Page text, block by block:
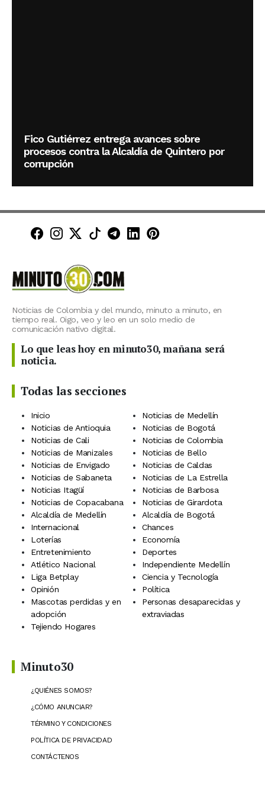
Fico Gutiérrez entrega avances sobre
procesos contra la Alcaldía de Quintero por
corrupción
Minuto30 en Facebook
Minuto30 en Instagram
Minuto30 en X (Twitter)
Minuto30 en TikTok
Canal de Minuto30 en
Minuto30 en LinkedIn
Minuto30 en
Noticias de Colombia y del mundo, minuto a minuto, en
tiempo real. Oigo, veo y leo en un solo medio de
comunicación nativo digital.
Lo que leas hoy en minuto30, mañana será
noticia.
Todas las secciones
Inicio
Noticias de Medellín
Noticias de Antioquia
Noticias de Bogotá
Noticias de Cali
Noticias de Colombia
Noticias de Manizales
Noticias de Bello
Noticias de Envigado
Noticias de Caldas
Noticias de Sabaneta
Noticias de La Estrella
Noticias Itagüí
Noticias de Barbosa
Noticias de Copacabana
Noticias de Girardota
Alcaldía de Medellín
Alcaldía de Bogotá
Internacional
Chances
Loterías
Economía
Entretenimiento
Deportes
Atlético Nacional
Independiente Medellín
Liga Betplay
Ciencia y Tecnología
Opinión
Política
Mascotas perdidas y en
adopción
Personas desaparecidas y
extraviadas
Tejiendo Hogares
Minuto30
¿QUIÉNES SOMOS?
¿CÓMO ANUNCIAR?
TÉRMINO Y CONDICIONES
POLÍTICA DE PRIVACIDAD
CONTÁCTENOS